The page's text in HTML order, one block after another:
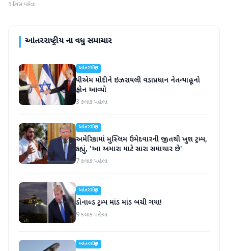
3 દિવસ પહેલા
આંતરરાષ્ટ્રીયના વધુ સમાચાર
આંતરરાષ્ટ્રીય
પીએમ મોદીને ઇઝરાયલી વડાપ્રધાન નેતન્યાહૂનો
ફોન આવ્યો
3 કલાક પહેલા
આંતરરાષ્ટ્રીય
અમેરિકામાં મુસ્લિમ ઉમેદવારની જીતથી ખુશ ટ્રમ્પ,
કહ્યું, 'આ અમારા માટે સારા સમાચાર છે'
7 કલાક પહેલા
આંતરરાષ્ટ્રીય
ડોનાલ્ડ ટ્રમ્પ માંડ માંડ બચી ગયા!
9 કલાક પહેલા
આંતરરાષ્ટ્રીય